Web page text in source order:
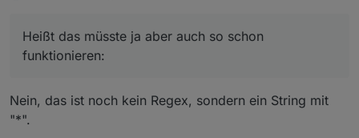
Heißt das müsste ja aber auch so schon
funktionieren:
Nein, das ist noch kein Regex, sondern ein String mit
"*".